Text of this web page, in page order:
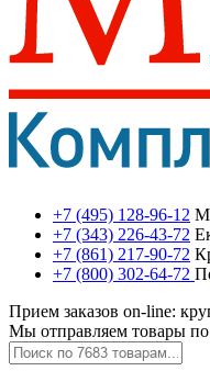
+7 (495) 128-96-12
+7 (343) 226-43-72
+7 (861) 217-90-72
+7 (800) 302-64-72
Прием заказов on-line:
Мы отправляем товары